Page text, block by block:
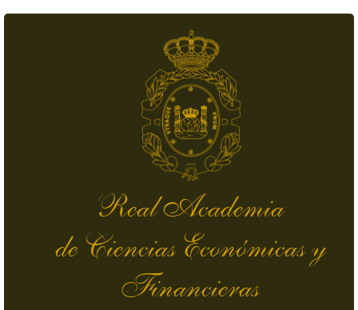
Real Academia
de Ciencias Económicas y
Financieras